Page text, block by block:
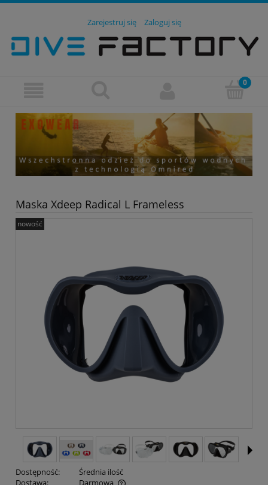
Zarejestruj się Zaloguj się
Maska Xdeep Radical L Frameless
nowość
Dostępność:
Średnia ilość
Dostawa:
Darmowa